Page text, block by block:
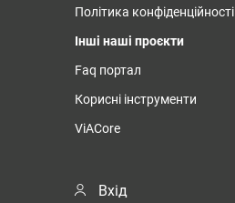
Політика конфіденційності
Інші наші проєкти
Faq портал
Корисні інструменти
ViACore
Вхід